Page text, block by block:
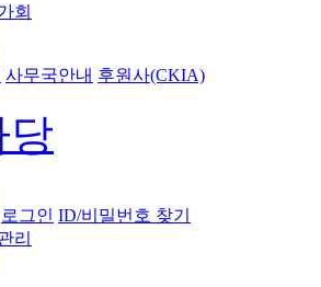
회
사무국안내 후원사(CKIA)
당
로그인 ID/비밀번호 찾기
리